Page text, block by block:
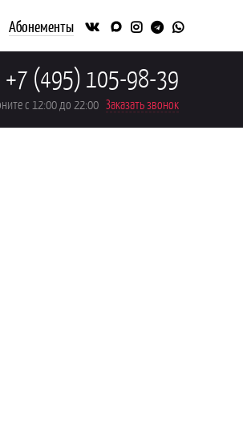
Абонементы
+7 (495) 105-98-39
с 12:00 до 22:00 Заказать звонок